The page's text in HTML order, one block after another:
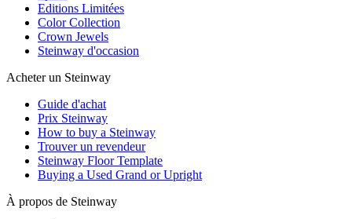
Editions Limitées
Color Collection
Crown Jewels
Steinway d'occasion
Acheter un Steinway
Guide d'achat
Prix Steinway
How to buy a Steinway
Trouver un revendeur
Steinway Floor Template
Buying a Used Grand or Upright
À propos de Steinway